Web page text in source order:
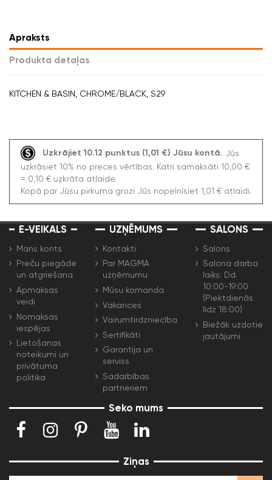
Apraksts
Produkta detaļas
KITCHEN & BASIN, CHROME/BLACK, S29
Uzkrājiet 10.12 punktus (1,01 €) Jūsu kontā. Jūs
uzkrāsiet 10% no preces vērtības. Katri samaksāti 10,00 €
= 0,10 € uzkrāta atlaide.
Kopā par Jūsu pirkuma grozi Jūs nopelnīsiet 1,01 € atlaidi.
E-VEIKALS
Mans konts
Preču piegāde
un atgriešana
Apmaksas
veidi
Nomaksas
iespējas
Lietošanas
noteikumi un
privātuma
politika
UZŅĒMUMS
Kontakti
Par MAGMA
uzņēmumu
Mūsu komanda
Vakances
Vairumtirdzniecība
Sertifikāti
Garantija un
serviss
Sadarbības
partneriem
SALONS
Salons
Salona darba
laiks: Dd.
10:00-19:00
(Piektdienās
līdz 18:00)
Biežāk uzdotie
jautājumi
Seko mums
Ziņas